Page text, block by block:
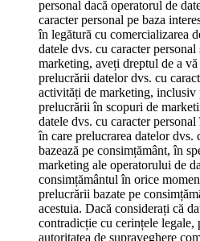
personal dacă operatorul de
caracter personal pe baza
în legătură cu comercializarea
datele dvs. cu caracter
marketing, aveți dreptul de a
prelucrării datelor dvs. cu
activități de marketing, inclusiv
prelucrării în scopuri de
datele dvs. cu caracter
în care prelucrarea datelor dvs.
bazează pe consimțământ, în
marketing ale operatorului de
consimțământul în orice
prelucrării bazate pe
acestuia. Dacă considerați că
contradicție cu cerințele legale,
autoritatea de supraveghere